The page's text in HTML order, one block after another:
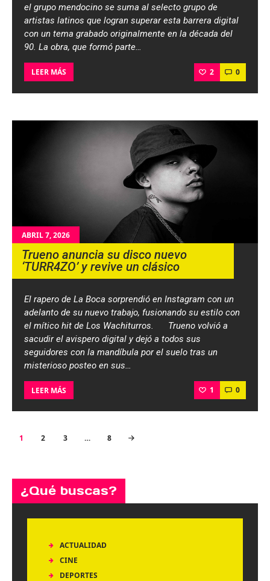
el grupo mendocino se suma al selecto grupo de
artistas latinos que logran superar esta barrera digital
con un tema grabado originalmente en la década del
90. La obra, que formó parte…
LEER MÁS 2 0
ABRIL 7, 2026
Trueno anuncia su disco nuevo
‘TURR4ZO’ y revive un clásico
El rapero de La Boca sorprendió en Instagram con un
adelanto de su nuevo trabajo, fusionando su estilo con
el mítico hit de Los Wachiturros. Trueno volvió a
sacudir el avispero digital y dejó a todos sus
seguidores con la mandíbula por el suelo tras un
misterioso posteo en sus…
LEER MÁS 1 0
Paginación
PAGE
1 PAGE
2 PAGE
3 … PAGE
8
¿Qué buscas?
ACTUALIDAD
CINE
DEPORTES